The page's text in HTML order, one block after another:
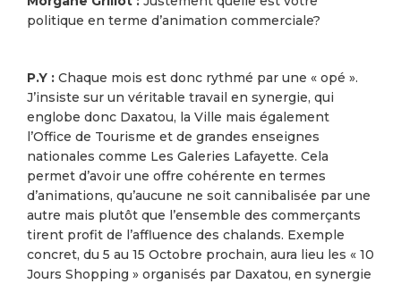
politique en terme d’animation commerciale?
P.Y : Chaque mois est donc rythmé par une « opé ».
J’insiste sur un véritable travail en synergie, qui
englobe donc Daxatou, la Ville mais également
l’Office de Tourisme et de grandes enseignes
nationales comme Les Galeries Lafayette. Cela
permet d’avoir une offre cohérente en termes
d’animations, qu’aucune ne soit cannibalisée par une
autre mais plutôt que l’ensemble des commerçants
tirent profit de l’affluence des chalands. Exemple
concret, du 5 au 15 Octobre prochain, aura lieu les « 10
Jours Shopping » organisés par Daxatou, en synergie